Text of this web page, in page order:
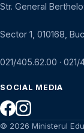
Str. General
Sector 1, 010168,
021/405.62.00 · 021/
SOCIAL MEDIA
© 2026 Ministerul